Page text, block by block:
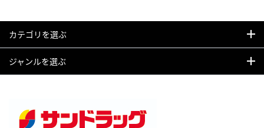
カテゴリを選ぶ
ジャンルを選ぶ